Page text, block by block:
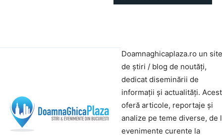
Doamnaghicaplaza.ro un site
de știri / blog de noutăți,
dedicat diseminării de
informații și actualități.
oferă articole, reportaje și
analize pe teme diverse, de
evenimente curente la